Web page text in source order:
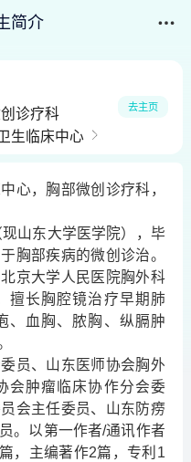
简介
诊疗科
生临床中心
去主页
心，胸部微创诊疗科，
山东大学医学院），毕
胸部疾病的微创诊治。
京大学人民医院胸外科
擅长胸腔镜治疗早期肺
、血胸、脓胸、纵膈肿
员、山东医师协会胸外
会肿瘤临床协作分会委
会主任委员、山东防痨
。以第一作者/通讯作者
，主编著作2篇，专利1